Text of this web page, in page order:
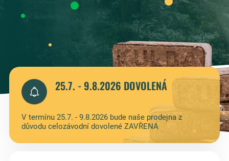
25.7. - 9.8.2026 DOVOLENÁ
V termínu 25.7. - 9.8.2026 bude naše prodejna z
důvodu celozávodní dovolené ZAVŘENA